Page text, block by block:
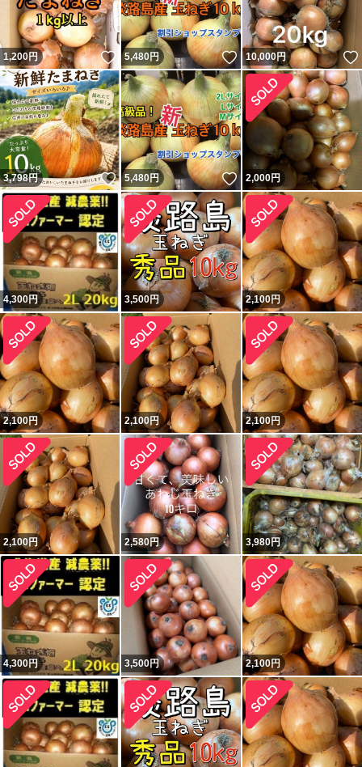
1,200円 いいね！
5,480円 いいね！
10,000円
3,798円 いいね！
5,480円 いいね！
2,000円
4,300円 3,500円 2,100円
2,100円 2,100円 2,100円
2,100円 2,580円 3,980円
4,300円 3,500円 2,100円